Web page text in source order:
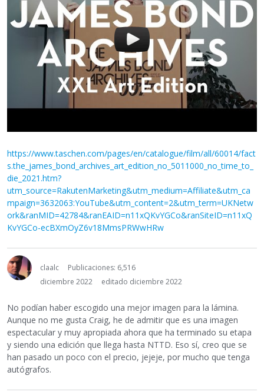
https://www.taschen.com/pages/en/catalogue/film/all/60014/fact
s.the_james_bond_archives_art_edition_no_5011000_no_time_to_
die_2021.htm?
utm_source=RakutenMarketing&utm_medium=Affiliate&utm_ca
mpaign=3632063:YouTube&utm_content=2&utm_term=UKNetw
ork&ranMID=42784&ranEAID=n11xQKvYGCo&ranSiteID=n11xQ
KvYGCo-ecBXmOyZ6v18MmsPRWwHRw
claalc
Publicaciones: 6,516
diciembre 2022
editado diciembre 2022
No podían haber escogido una mejor imagen para la lámina.
Aunque no me gusta Craig, he de admitir que es una imagen
espectacular y muy apropiada ahora que ha terminado su etapa
y siendo una edición que llega hasta NTTD. Eso sí, creo que se
han pasado un poco con el precio, jejeje, por mucho que tenga
autógrafos.